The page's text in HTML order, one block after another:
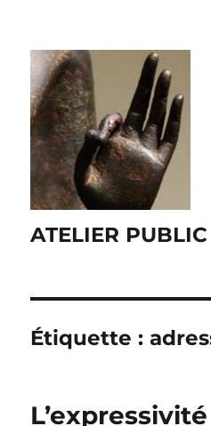
ATELIER PUBLIC
Étiquette :